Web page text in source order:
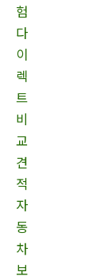
험
다
이
렉
트
비
교
견
적
자
동
차
보